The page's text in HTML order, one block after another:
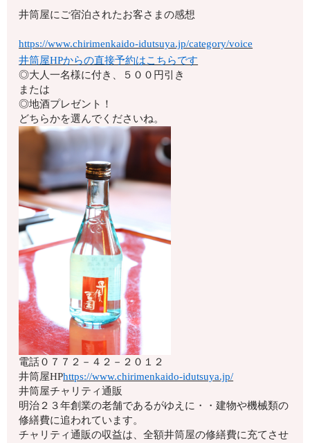
井筒屋にご宿泊されたお客さまの感想
https://www.chirimenkaido-idutsuya.jp/category/voice
井筒屋HPからの直接予約はこちらです
◎大人一名様に付き、５００円引き
または
◎地酒プレゼント！
どちらかを選んでくださいね。
電話０７７２－４２－２０１２
井筒屋HPhttps://www.chirimenkaido-idutsuya.jp/
井筒屋チャリティ通販
明治２３年創業の老舗であるがゆえに・・建物や機械類の
修繕費に追われています。
チャリティ通販の収益は、全額井筒屋の修繕費に充てさせ